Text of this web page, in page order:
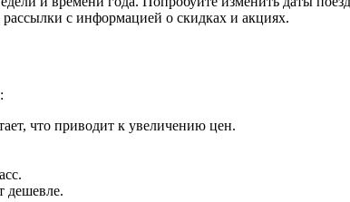
с информацией о скидках и акциях.
что приводит к увеличению цен.
дешевле.